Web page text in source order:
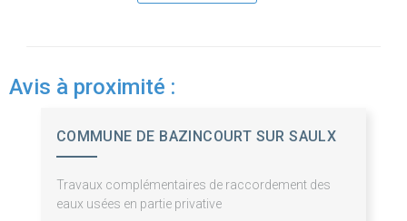
Avis à proximité :
COMMUNE DE BAZINCOURT SUR SAULX
Travaux complémentaires de raccordement des
eaux usées en partie privative